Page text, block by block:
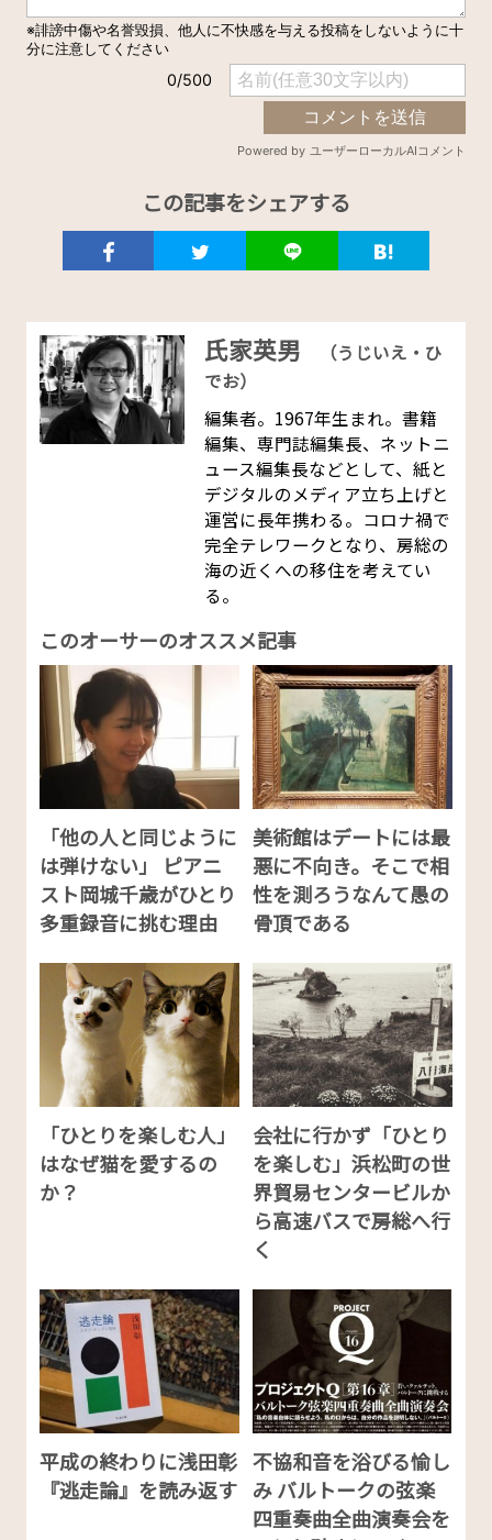
この記事をシェアする
氏家英男
（うじいえ・ひ
でお）
編集者。1967年生まれ。書籍
編集、専門誌編集長、ネットニ
ュース編集長などとして、紙と
デジタルのメディア立ち上げと
運営に長年携わる。コロナ禍で
完全テレワークとなり、房総の
海の近くへの移住を考えてい
る。
このオーサーのオススメ記事
「他の人と同じように
は弾けない」 ピアニ
スト岡城千歳がひとり
多重録音に挑む理由
美術館はデートには最
悪に不向き。そこで相
性を測ろうなんて愚の
骨頂である
「ひとりを楽しむ人」
はなぜ猫を愛するの
か？
会社に行かず「ひとり
を楽しむ」浜松町の世
界貿易センタービルか
ら高速バスで房総へ行
く
平成の終わりに浅田彰
『逃走論』を読み返す
不協和音を浴びる愉し
み バルトークの弦楽
四重奏曲全曲演奏会を